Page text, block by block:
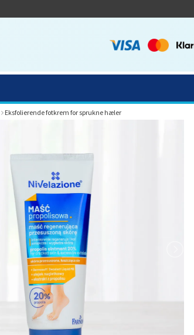
Eksfolierende fotkrem for sprukne hæler